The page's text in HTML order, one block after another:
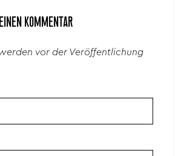
KOMMENTAR
vor der Veröffentlichung